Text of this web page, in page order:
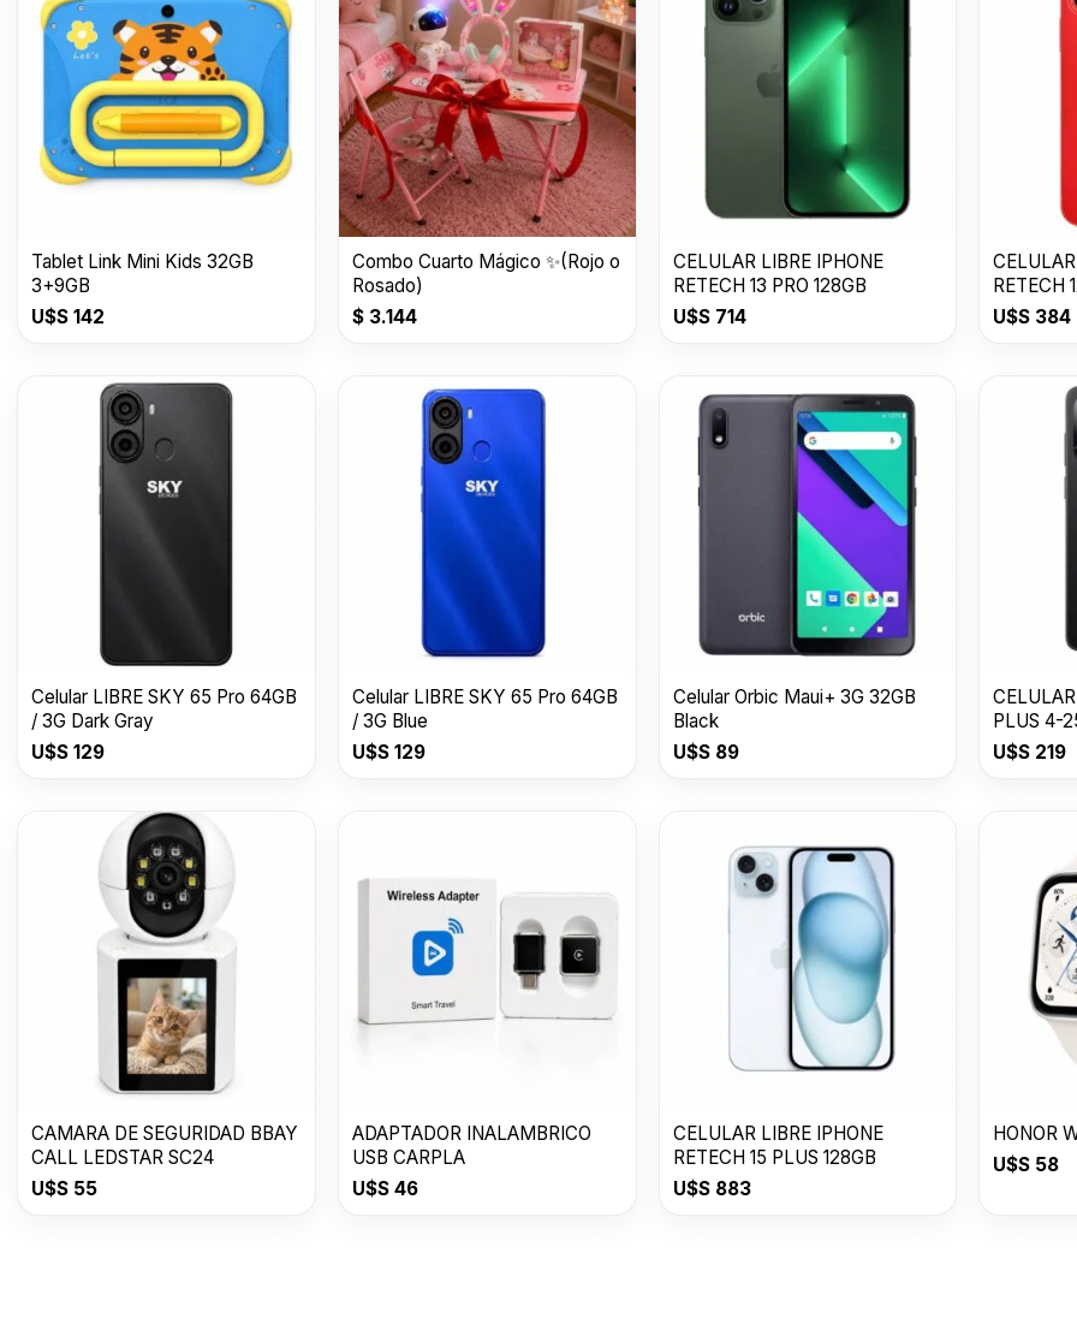
Tablet Link Mini Kids 32GB
3+9GB
U$S 142
Combo Cuarto Mágico ✨(Rojo o
Rosado)
$3.144
CELULAR LIBRE IPHONE
RETECH 13 PRO 128GB
U$S714
RETECH
U$S 384
Celular LIBRE SKY 65 Pro 64GB
/ 3G Dark Gray
U$S 129
Celular LIBRE SKY 65 Pro 64GB
/ 3G Blue
U$S129
Celular Orbic Maui+ 3G 32GB
Black
U$S89
PLUS 4-
U$S 219
CAMARA DE SEGURIDAD BBAY
CALL LEDSTAR SC24
U$S 55
ADAPTADOR INALAMBRICO
USB CARPLA
U$S46
CELULAR LIBRE IPHONE
RETECH 15 PLUS 128GB
U$S883
HONOR
U$S 58